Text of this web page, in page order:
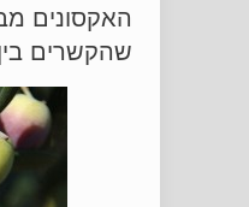
האקסונים
שהקשרים